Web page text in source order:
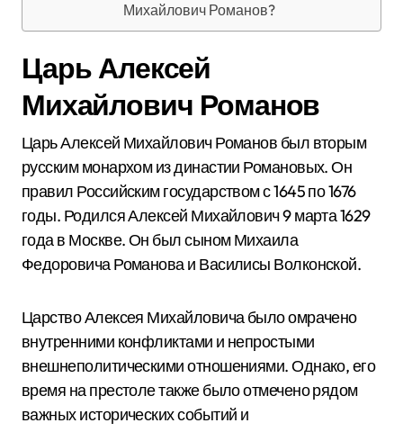
Михайлович Романов?
Царь Алексей
Михайлович Романов
Царь Алексей Михайлович Романов был вторым
русским монархом из династии Романовых. Он
правил Российским государством с 1645 по 1676
годы. Родился Алексей Михайлович 9 марта 1629
года в Москве. Он был сыном Михаила
Федоровича Романова и Василисы Волконской.
Царство Алексея Михайловича было омрачено
внутренними конфликтами и непростыми
внешнеполитическими отношениями. Однако, его
время на престоле также было отмечено рядом
важных исторических событий и